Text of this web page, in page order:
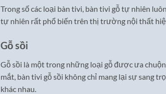
Trong số các loại bàn tivi, bàn tivi gỗ tự nhiên
tự nhiên rất phổ biến trên thị trường nội thất
Gỗ sồi
Gỗ sồi là một trong những loại gỗ được ưa
mắt, bàn tivi gỗ sồi không chỉ mang lại sự sang
khác nhau.